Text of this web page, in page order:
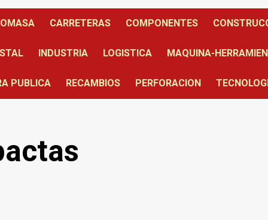
CARRETERAS COMPONENTES
INDUSTRIA LOGISTICA MAQUINA-
PUBLICA RECAMBIOS PERFORACION